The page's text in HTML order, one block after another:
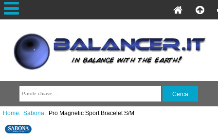
Home: Sabona: Pro Magnetic Sport Bracelet S/M